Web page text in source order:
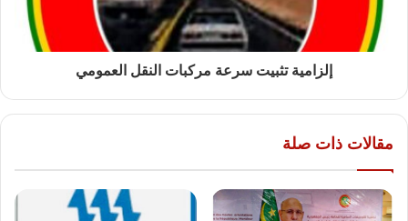
إلزامية تثبيت سرعة مركبات النقل العمومي
مقالات ذات صلة